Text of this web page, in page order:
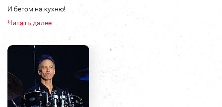
И бегом на кухню!
Читать далее